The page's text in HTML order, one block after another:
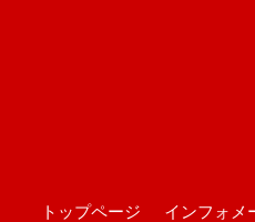
トップページ インフォメ